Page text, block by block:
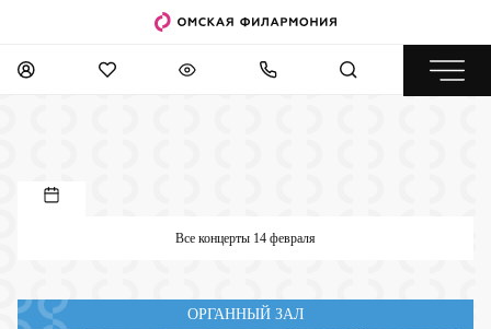
Все концерты 14 февраля
ОРГАННЫЙ ЗАЛ